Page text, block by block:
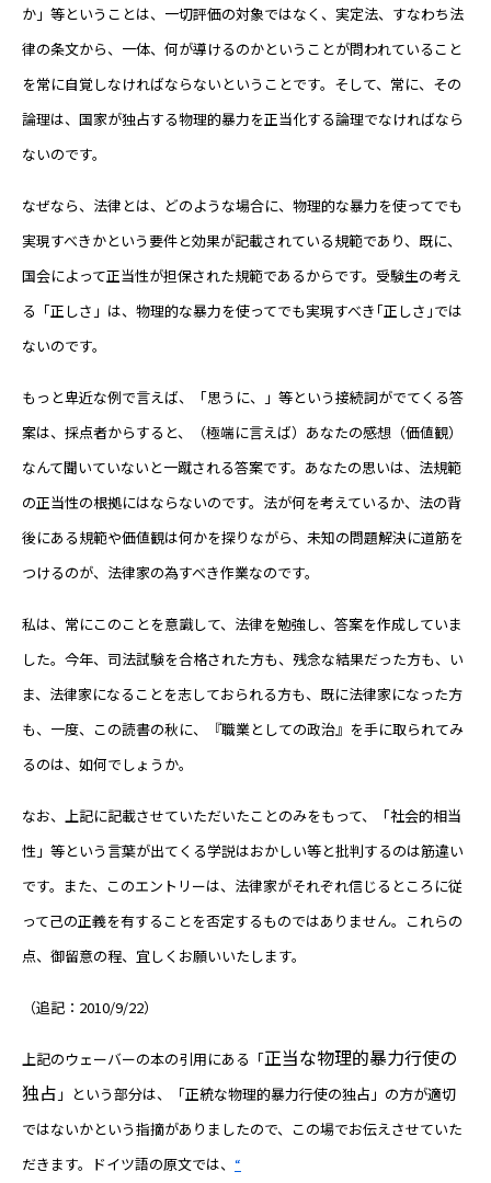
か」等ということは、一切評価の対象ではなく、実定法、すなわち法
律の条文から、一体、何が導けるのかということが問われていること
を常に自覚しなければならないということです。そして、常に、その
論理は、国家が独占する物理的暴力を正当化する論理でなければなら
ないのです。
なぜなら、法律とは、どのような場合に、物理的な暴力を使ってでも
実現すべきかという要件と効果が記載されている規範であり、既に、
国会によって正当性が担保された規範であるからです。受験生の考え
る「正しさ」は、物理的な暴力を使ってでも実現すべき｢正しさ｣では
ないのです。
もっと卑近な例で言えば、「思うに、」等という接続詞がでてくる答
案は、採点者からすると、（極端に言えば）あなたの感想（価値観）
なんて聞いていないと一蹴される答案です。あなたの思いは、法規範
の正当性の根拠にはならないのです。法が何を考えているか、法の背
後にある規範や価値観は何かを探りながら、未知の問題解決に道筋を
つけるのが、法律家の為すべき作業なのです。
私は、常にこのことを意識して、法律を勉強し、答案を作成していま
した。今年、司法試験を合格された方も、残念な結果だった方も、い
ま、法律家になることを志しておられる方も、既に法律家になった方
も、一度、この読書の秋に、『職業としての政治』を手に取られてみ
るのは、如何でしょうか。
なお、上記に記載させていただいたことのみをもって、「社会的相当
性」等という言葉が出てくる学説はおかしい等と批判するのは筋違い
です。また、このエントリーは、法律家がそれぞれ信じるところに従
って己の正義を有することを否定するものではありません。これらの
点、御留意の程、宜しくお願いいたします。
（追記：2010/9/22）
上記のウェーバーの本の引用にある「正当な物理的暴力行使の
独占 」という部分は、「正統な物理的暴力行使の独占」の方が適切
ではないかという指摘がありましたので、この場でお伝えさせていた
だきます。ドイツ語の原文では、 “